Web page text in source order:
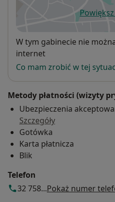
Dostępność
W tym gabinecie nie
internet
Co mam zrobić w tej
Metody płatności (wizyty
Ubezpieczenia
Szczegóły
Gotówka
Karta płatnicza
Blik
Telefon
32 758...Pokaż numer